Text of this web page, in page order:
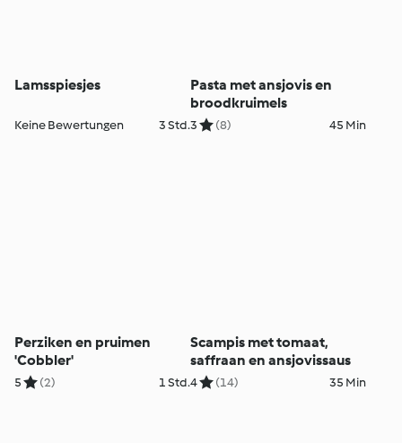
Lamsspiesjes
Keine Bewertungen 3 Std.
Pasta met ansjovis en
broodkruimels
3 (8) 45 Min
Perziken en pruimen
'Cobbler'
5 (2) 1 Std.
Scampis met tomaat,
saffraan en ansjovissaus
4 (14) 35 Min